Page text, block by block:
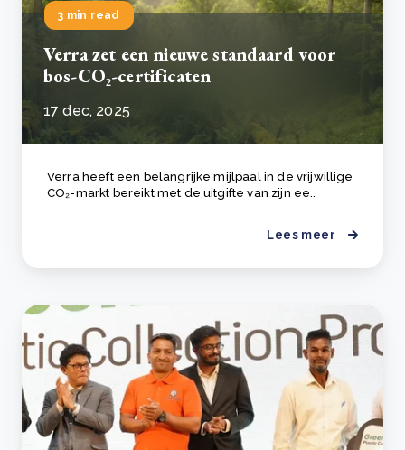
3 min read
Verra zet een nieuwe standaard voor
bos-CO₂-certificaten
17 dec, 2025
Verra heeft een belangrijke mijlpaal in de vrijwillige
CO₂-markt bereikt met de uitgifte van zijn ee..
Lees meer